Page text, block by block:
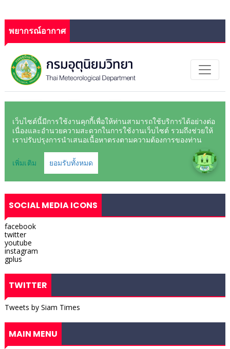
พยากรณ์อากาศ
SOCIAL MEDIA ICONS
facebook
twitter
youtube
instagram
gplus
TWITTER
Tweets by Siam Times
MAIN MENU